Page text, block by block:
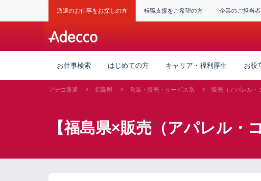
派遣のお仕事をお探しの方 転職支援をご希望の方 企業のご担当
お仕事検索 はじめての方 キャリア・福利厚生 お役
アデコ派遣 福島県 営業・販売・サービス系 販売（アパレル・
【福島県×販売（アパレル・